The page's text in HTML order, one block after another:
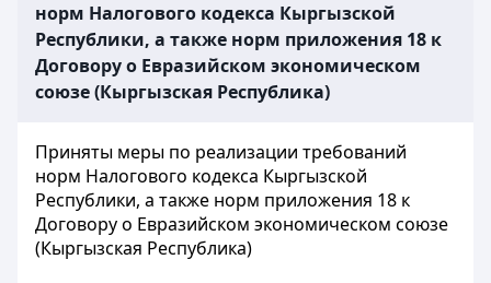
норм Налогового кодекса Кыргызской
Республики, а также норм приложения 18 к
Договору о Евразийском экономическом
союзе (Кыргызская Республика)
Приняты меры по реализации требований
норм Налогового кодекса Кыргызской
Республики, а также норм приложения 18 к
Договору о Евразийском экономическом союзе
(Кыргызская Республика)